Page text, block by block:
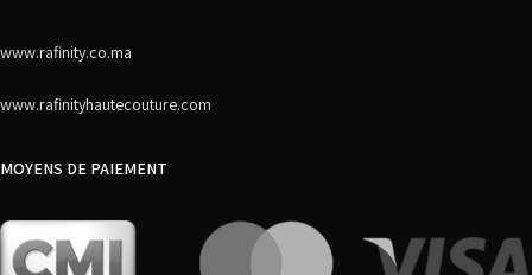
www.rafinity.co.ma
www.rafinityhautecouture.com
MOYENS DE PAIEMENT